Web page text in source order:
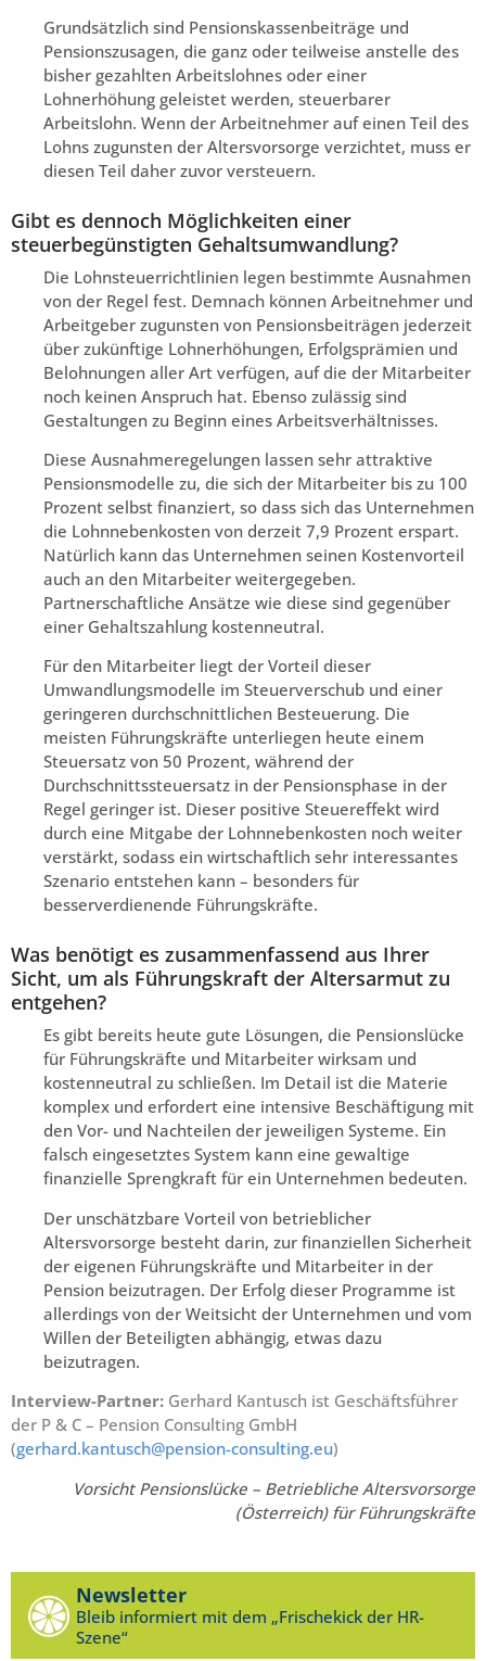
Grundsätzlich sind Pensionskassenbeiträge und
Pensionszusagen, die ganz oder teilweise anstelle des
bisher gezahlten Arbeitslohnes oder einer
Lohnerhöhung geleistet werden, steuerbarer
Arbeitslohn. Wenn der Arbeitnehmer auf einen Teil des
Lohns zugunsten der Altersvorsorge verzichtet, muss er
diesen Teil daher zuvor versteuern.
Gibt es dennoch Möglichkeiten einer
steuerbegünstigten Gehaltsumwandlung?
Die Lohnsteuerrichtlinien legen bestimmte Ausnahmen
von der Regel fest. Demnach können Arbeitnehmer und
Arbeitgeber zugunsten von Pensionsbeiträgen jederzeit
über zukünftige Lohnerhöhungen, Erfolgsprämien und
Belohnungen aller Art verfügen, auf die der Mitarbeiter
noch keinen Anspruch hat. Ebenso zulässig sind
Gestaltungen zu Beginn eines Arbeitsverhältnisses.
Diese Ausnahmeregelungen lassen sehr attraktive
Pensionsmodelle zu, die sich der Mitarbeiter bis zu 100
Prozent selbst finanziert, so dass sich das Unternehmen
die Lohnnebenkosten von derzeit 7,9 Prozent erspart.
Natürlich kann das Unternehmen seinen Kostenvorteil
auch an den Mitarbeiter weitergegeben.
Partnerschaftliche Ansätze wie diese sind gegenüber
einer Gehaltszahlung kostenneutral.
Für den Mitarbeiter liegt der Vorteil dieser
Umwandlungsmodelle im Steuerverschub und einer
geringeren durchschnittlichen Besteuerung. Die
meisten Führungskräfte unterliegen heute einem
Steuersatz von 50 Prozent, während der
Durchschnittssteuersatz in der Pensionsphase in der
Regel geringer ist. Dieser positive Steuereffekt wird
durch eine Mitgabe der Lohnnebenkosten noch weiter
verstärkt, sodass ein wirtschaftlich sehr interessantes
Szenario entstehen kann – besonders für
besserverdienende Führungskräfte.
Was benötigt es zusammenfassend aus Ihrer
Sicht, um als Führungskraft der Altersarmut zu
entgehen?
Es gibt bereits heute gute Lösungen, die Pensionslücke
für Führungskräfte und Mitarbeiter wirksam und
kostenneutral zu schließen. Im Detail ist die Materie
komplex und erfordert eine intensive Beschäftigung mit
den Vor- und Nachteilen der jeweiligen Systeme. Ein
falsch eingesetztes System kann eine gewaltige
finanzielle Sprengkraft für ein Unternehmen bedeuten.
Der unschätzbare Vorteil von betrieblicher
Altersvorsorge besteht darin, zur finanziellen Sicherheit
der eigenen Führungskräfte und Mitarbeiter in der
Pension beizutragen. Der Erfolg dieser Programme ist
allerdings von der Weitsicht der Unternehmen und vom
Willen der Beteiligten abhängig, etwas dazu
beizutragen.
Interview-Partner: Gerhard Kantusch ist Geschäftsführer
der P & C – Pension Consulting GmbH
(gerhard.kantusch@pension-consulting.eu)
Vorsicht Pensionslücke – Betriebliche Altersvorsorge
(Österreich) für Führungskräfte
Newsletter
Bleib informiert mit dem „Frischekick der HR-
Szene“